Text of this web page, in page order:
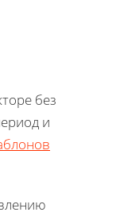
без
и